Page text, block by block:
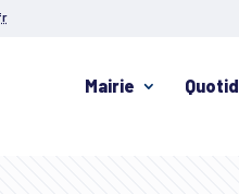
Mairie